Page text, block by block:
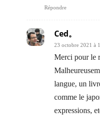
Répondre
Ced。
23 octobre 2021 à
Merci pour le
langue, un
comme le
expressions,